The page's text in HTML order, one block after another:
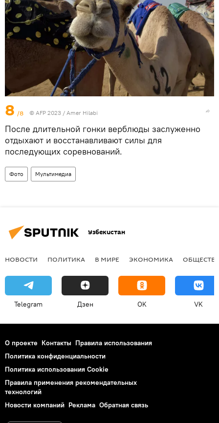
8 /8 © AFP 2023 / Amer Hilabi
После длительной гонки верблюды заслуженно
отдыхают и восстанавливают силы для
последующих соревнований.
Фото Мультимедиа
Узбекистан
НОВОСТИ ПОЛИТИКА В МИРЕ ЭКОНОМИКА
Telegram Дзен OK VK
О проекте Контакты Правила использования
Политика конфиденциальности
Политика использования Cookie
Правила применения рекомендательных
технологий
Новости компаний Реклама Обратная связь